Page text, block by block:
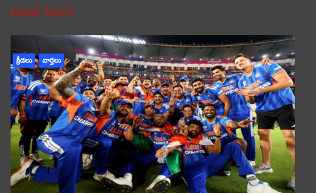
Read More
క్రీడలు వార్తలు